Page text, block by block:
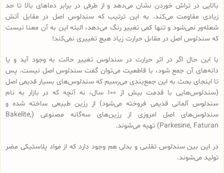
بالایی در تراش خوردن نشان می‌دهد و از طرفی در برابر دماهای بالا تا حد
زیادی مقاومت می‌کند. به این ترتیب که سندلوس اصل در مقابل آتش
شعله‌ور نمی‌شود و تنها کمی تغییر رنگ می‌دهد، البته این به آن معنا نیست
که سندلوس اصل در مقابل حرارت زیاد هیچ تغییری نمی‌کند!
با این حال اگر در اثر حرارت در سندلوس تغییر حالت به وجود آید و یا
دانه‌های آن جمع شود، با قاطعیت می‌توان گفت سندلوس اصل نیست. پس
تا اینجای بحث به این جمع‌بندی می‌رسیم که سندلوس‌های بسیار قدیمی اصل
(سندلوس‌هایی با قدمت بیش از 100 سال، نه آنچه که در بازار به نام
سندلوس آلمانی قدیمی فروخته می‌شود) از رزین طبیعی ساخته شده و
سندلوس‌‌های اصل امروزی از رزین‌های سه‌گانه مصنوعی (Bakelite,
Parkesine, Faturan) تهیه می‌شوند.
در این بین سندلوس تقلبی و بدلی هم وجود دارد که از مواد پلاستیکی مضر
تولید می‌شوند.